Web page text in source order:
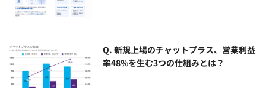
Q. 新規上場のチャットプラス、営業利益
率48%を生む3つの仕組みとは？